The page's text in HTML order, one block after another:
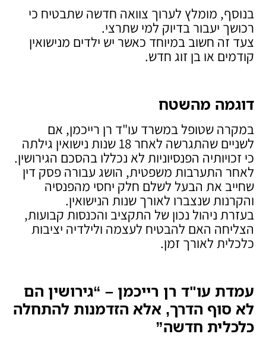
בנוסף, מומלץ לערוך צוואה חדשה שתבטיח כי
רכושך יעבור בדיוק למי שתרצי.
צעד זה חשוב במיוחד כאשר יש ילדים מנישואין
קודמים או בן זוג חדש.
דוגמה מהשטח
במקרה שטופל במשרד עו"ד רן רייכמן, אם
לשניים שהתגרשה לאחר 18 שנות נישואין גילתה
כי זכויותיה הפנסיוניות לא נכללו בהסכם הגירושין.
לאחר התערבות משפטית, הושג עבורה פסק דין
שחייב את הבעל לשלם חלק יחסי מהפנסיה
והקרנות שנצברו לאורך שנות הנישואין.
בעזרת ניהול נכון של התקציב והכנסות קבועות,
הצליחה האם להבטיח לעצמה ולילדיה יציבות
כלכלית לאורך זמן.
עמדת עו"ד רן רייכמן – “גירושין הם
לא סוף הדרך, אלא הזדמנות להתחלה
כלכלית חדשה”